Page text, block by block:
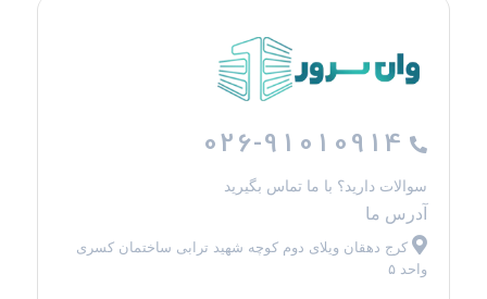
026-91010914
سوالات دارید؟ با ما تماس بگیرید
آدرس ما
کرج دهقان ویلای دوم کوچه شهید ترابی ساختمان کسری
واحد ۵